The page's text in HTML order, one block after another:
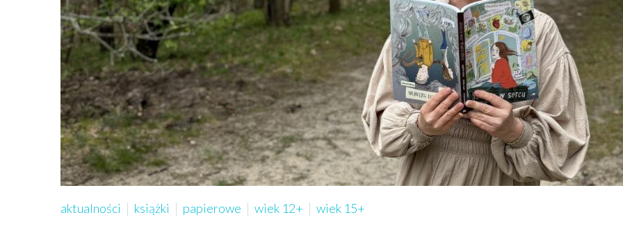
aktualności książki papierowe wiek 12+ wiek 15+